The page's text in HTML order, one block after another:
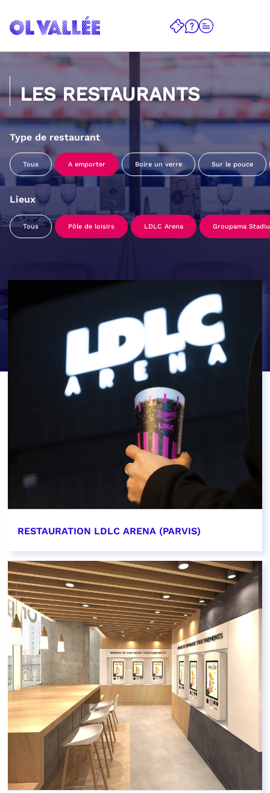
LES RESTAURANTS
Type de restaurant
Tous A emporter Boire un verre Sur le pouce
Lieux
Tous Pôle de loisirs LDLC Arena Groupama
RESTAURATION LDLC ARENA (PARVIS)
EN SAVOIR PLUS